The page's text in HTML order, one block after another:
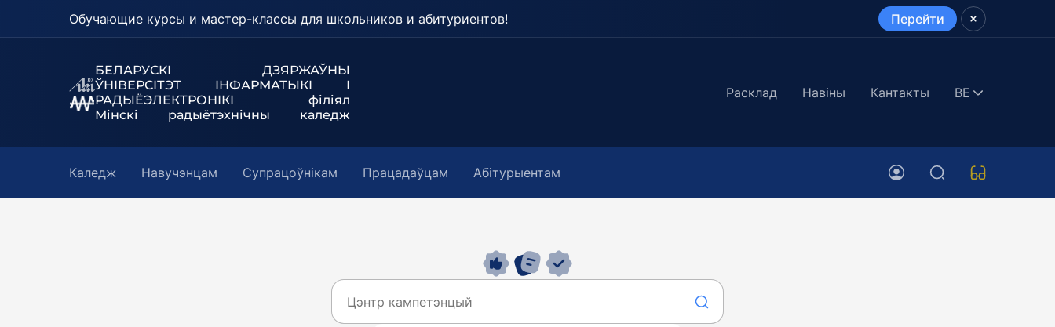
Обучающие курсы и мастер-классы для школьников и абитуриентов! Перейти
БЕЛАРУСКІ ДЗЯРЖАЎНЫ
ЎНІВЕРСІТЭТ ІНФАРМАТЫКІ І
РАДЫЁЭЛЕКТРОНІКІ філіял
Мінскі радыётэхнічны каледж
Расклад Навіны Кантакты BE
Каледж Навучэнцам Супрацоўнікам Працадаўцам Абітурыентам